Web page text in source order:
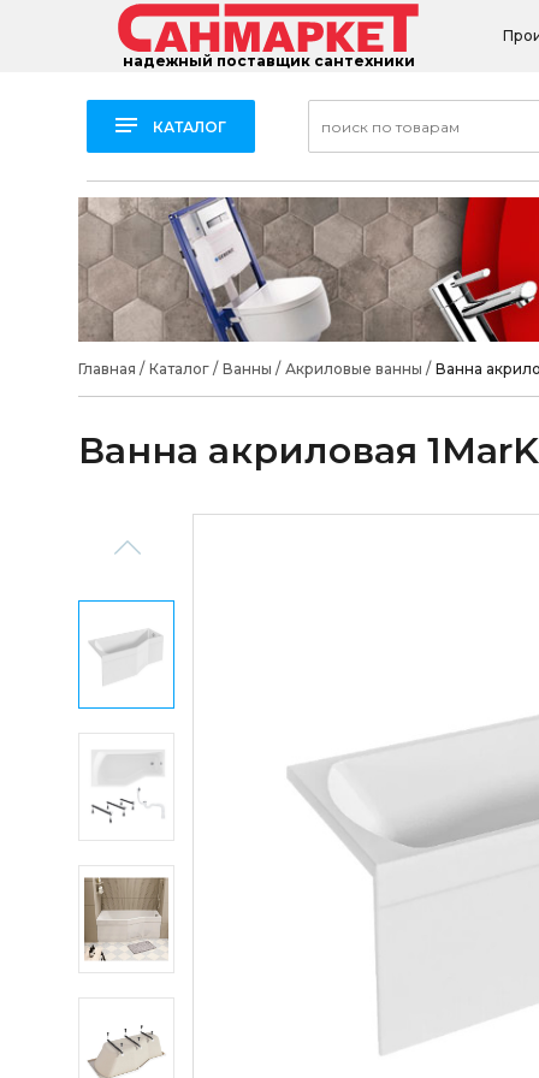
надежный поставщик сантехники
КАТАЛОГ
Главная / Каталог/ Ванны / Акриловые ванны / Ванна
Ванна акриловая
Previous